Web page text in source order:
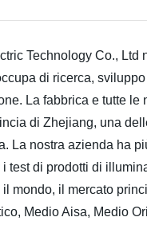
Technology Co., Ltd
di ricerca,
La fabbrica e tutte le
di Zhejiang, una
La nostra azienda ha
test di prodotti di
mondo, il mercato
Medio Aisa, Medio